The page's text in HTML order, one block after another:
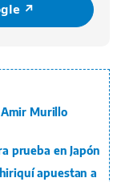
↗️
Amir Murillo
prueba en Japón
apuestan a